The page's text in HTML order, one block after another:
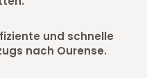
und schnelle
nach Ourense.